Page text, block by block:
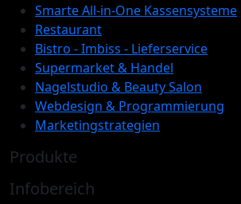
Smarte All-in-One Kassensysteme
Restaurant
Bistro - Imbiss - Lieferservice
Supermarket & Handel
Nagelstudio & Beauty Salon
Webdesign & Programmierung
Marketingstrategien
Produkte
Infobereich